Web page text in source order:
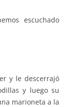
escuchado
y le descerrajó
y luego su
marioneta a la